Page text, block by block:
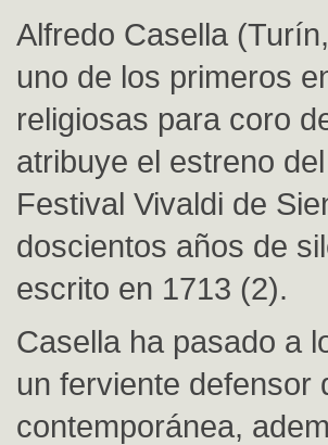
Alfredo Casella
uno de los primeros
religiosas para coro
atribuye el estreno
Festival Vivaldi de
doscientos años de
escrito en 1713 (2).
Casella ha pasado a
un ferviente defensor
contemporánea,